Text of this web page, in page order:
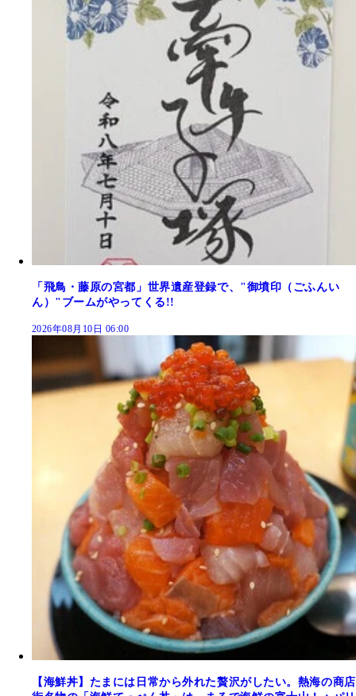
「飛鳥・藤原の宮都」世界遺産登録で、"御墳印（ごふんい
ん）"ブームがやってくる!!
2026年08月10日 06:00
【海鮮丼】たまには日常から外れた贅沢がしたい。熱海の商店